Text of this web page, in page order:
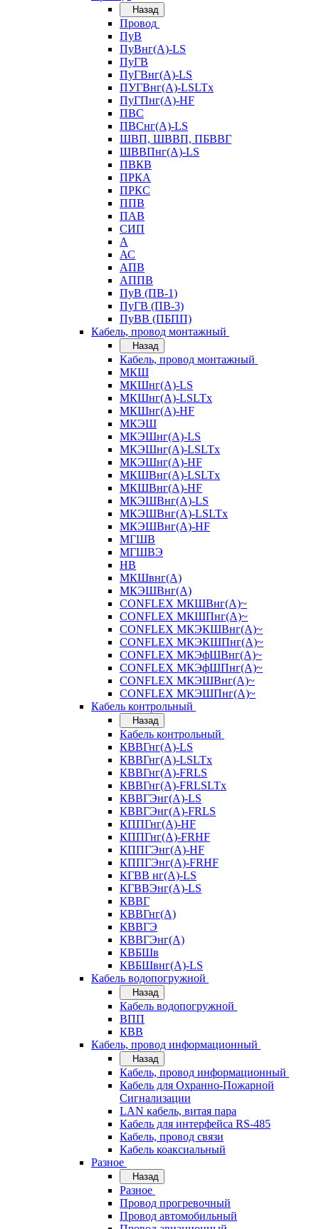
Назад
Провод
ПуВ
ПуВнг(А)-LS
ПуГВ
ПуГВнг(А)-LS
ПУГВнг(А)-LSLTx
ПуГПнг(А)-HF
ПВС
ПВСнг(А)-LS
ШВП, ШВВП, ПБВВГ
ШВВПнг(А)-LS
ПВКВ
ПРКА
ПРКС
ППВ
ПАВ
СИП
А
АС
АПВ
АППВ
ПуВ (ПВ-1)
ПуГВ (ПВ-3)
ПуВВ (ПБПП)
Кабель, провод монтажный
Назад
Кабель, провод монтажный
МКШ
МКШнг(А)-LS
МКШнг(А)-LSLTx
МКШнг(А)-HF
МКЭШ
МКЭШнг(А)-LS
МКЭШнг(А)-LSLTx
МКЭШнг(А)-HF
МКШВнг(A)-LSLTx
МКШВнг(А)-HF
МКЭШВнг(А)-LS
МКЭШВнг(A)-LSLTx
МКЭШВнг(А)-HF
МГШВ
МГШВЭ
НВ
МКШвнг(А)
МКЭШВнг(А)
CONFLEX МКШВнг(А)~
CONFLEX МКШПнг(А)~
CONFLEX МКЭКШВнг(А)~
CONFLEX МКЭКШПнг(А)~
CONFLEX МКЭфШВнг(А)~
CONFLEX МКЭфШПнг(А)~
CONFLEX МКЭШВнг(А)~
CONFLEX МКЭШПнг(А)~
Кабель контрольный
Назад
Кабель контрольный
КВВГнг(А)-LS
КВВГнг(А)-LSLTx
КВВГнг(А)-FRLS
КВВГнг(А)-FRLSLTx
КВВГЭнг(А)-LS
КВВГЭнг(А)-FRLS
КППГнг(А)-HF
КППГнг(А)-FRHF
КППГЭнг(А)-HF
КППГЭнг(А)-FRHF
КГВВ нг(А)-LS
КГВВЭнг(А)-LS
КВВГ
КВВГнг(А)
КВВГЭ
КВВГЭнг(А)
КВБШв
КВБШвнг(А)-LS
Кабель водопогружной
Назад
Кабель водопогружной
ВПП
КВВ
Кабель, провод информационный
Назад
Кабель, провод информационный
Кабель для Охранно-Пожарной
Сигнализации
LAN кабель, витая пара
Кабель для интерфейса RS-485
Кабель, провод связи
Кабель коаксиальный
Разное
Назад
Разное
Провод прогревочный
Провод автомобильный